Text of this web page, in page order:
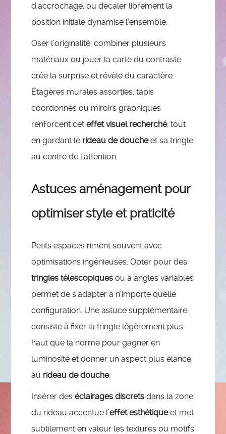
d’accrochage, ou décaler librement la
position initiale dynamise l’ensemble.
Oser l’originalité, combiner plusieurs
matériaux ou jouer la carte du contraste
crée la surprise et révèle du caractère.
Étagères murales assorties, tapis
coordonnés ou miroirs graphiques
renforcent ceteffet visuel recherché, tout
en gardant le rideau de doucheet sa tringle
au centre de l’attention.
Astuces aménagement pour
optimiser style et praticité
Petits espaces riment souvent avec
optimisations ingénieuses. Opter pour des
tringles télescopiques ou à angles variables
permet de s’adapter à n’importe quelle
configuration. Une astuce supplémentaire
consiste à fixer la tringle légèrement plus
haut que la norme pour gagner en
luminosité et donner un aspect plus élancé
au rideau de douche.
Insérer deséclairages discrets dans la zone
du rideau accentue l’effet esthétiqueet met
subtilement en valeur les textures ou motifs